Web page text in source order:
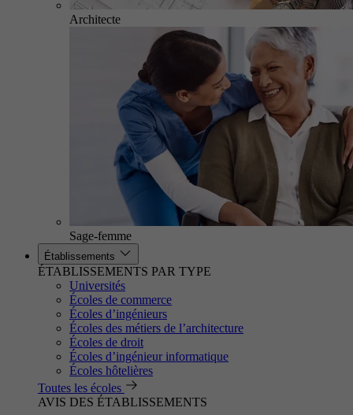
Architecte
Sage-femme
Établissements
ÉTABLISSEMENTS PAR TYPE
Universités
Écoles de commerce
Écoles d’ingénieurs
Écoles des métiers de l’architecture
Écoles de droit
Écoles d’ingénieur informatique
Écoles hôtelières
Toutes les écoles
AVIS DES ÉTABLISSEMENTS